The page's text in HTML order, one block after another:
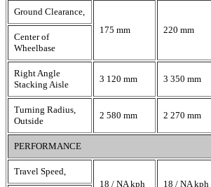
Ground Clearance,
175 mm
220 mm
Center of
Wheelbase
Right Angle
Stacking Aisle
3 120 mm 3 350 mm
Turning Radius,
Outside
2 580 mm 2 270 mm
PERFORMANCE
Travel Speed,
18 / NA kph
18 / NA kph